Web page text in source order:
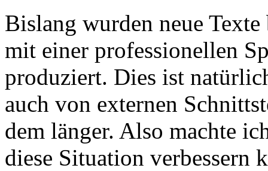
Bislang wurden neue
mit einer professionellen
produziert. Dies ist
auch von externen
dem länger. Also machte
diese Situation verbessern